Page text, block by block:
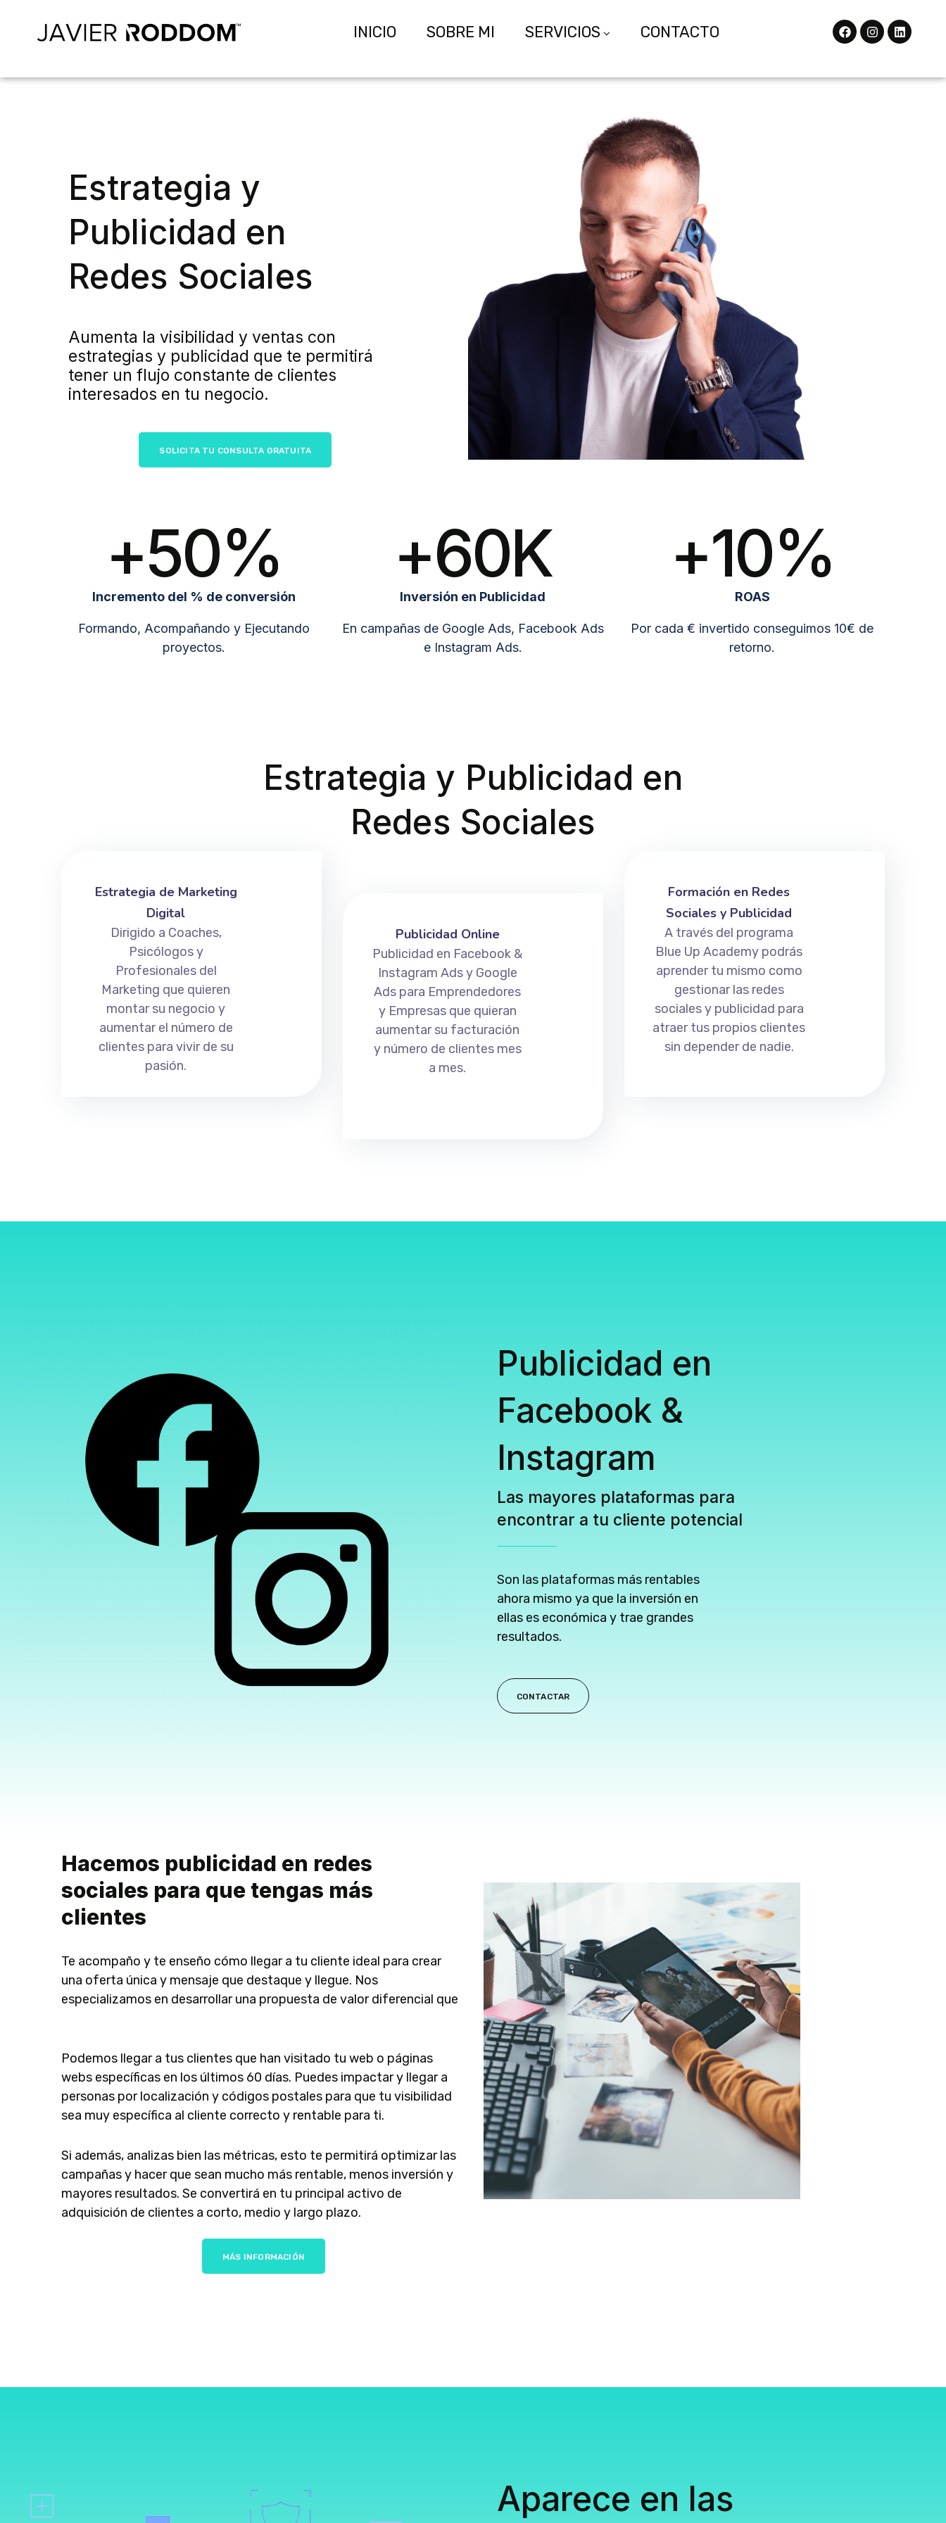
INICIO SOBRE MI SERVICIOS CONTACTO
Estrategia y
Publicidad en
Redes Sociales
Aumenta la visibilidad y ventas con
estrategias y publicidad que te permitirá
tener un flujo constante de clientes
interesados en tu negocio.
SOLICITA TU CONSULTA GRATUITA
+50%
Incremento del % de conversión
Formando, Acompañando y Ejecutando
proyectos.
+60K
Inversión en Publicidad
En campañas de Google Ads, Facebook Ads
e Instagram Ads.
+10%
ROAS
Por cada € invertido conseguimos 10€ de
retorno.
Estrategia y Publicidad en
Redes Sociales
Estrategia de Marketing
Digital
Dirigido a Coaches,
Psicólogos y
Profesionales del
Marketing que quieren
montar su negocio y
aumentar el número de
clientes para vivir de su
pasión.
Publicidad Online
Publicidad en Facebook &
Instagram Ads y Google
Ads para Emprendedores
y Empresas que quieran
aumentar su facturación
y número de clientes mes
a mes.
Formación en Redes
Sociales y Publicidad
A través del programa
Blue Up Academy podrás
aprender tu mismo como
gestionar las redes
sociales y publicidad para
atraer tus propios clientes
sin depender de nadie.
Publicidad en
Facebook &
Instagram
Las mayores plataformas para
encontrar a tu cliente potencial
Son las plataformas más rentables
ahora mismo ya que la inversión en
ellas es económica y trae grandes
resultados.
CONTACTAR
Hacemos publicidad en redes
sociales para que tengas más
clientes
Te acompaño y te enseño cómo llegar a tu cliente ideal para crear
una oferta única y mensaje que destaque y llegue. Nos
especializamos en desarrollar una propuesta de valor diferencial que
Podemos llegar a tus clientes que han visitado tu web o páginas
webs específicas en los últimos 60 días. Puedes impactar y llegar a
personas por localización y códigos postales para que tu visibilidad
sea muy específica al cliente correcto y rentable para ti.
Si además, analizas bien las métricas, esto te permitirá optimizar las
campañas y hacer que sean mucho más rentable, menos inversión y
mayores resultados. Se convertirá en tu principal activo de
adquisición de clientes a corto, medio y largo plazo.
MÁS INFORMACIÓN
Aparece en las